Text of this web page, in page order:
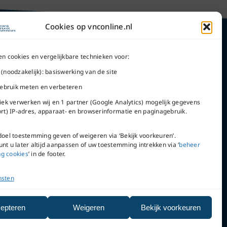
Cookies op vnconline.nl
cookies en vergelijkbare technieken voor:
basiswerking van de site
meten en verbeteren
verwerken wij en 1 partner (Google Analytics) mogelijk gegevens
IP-adres, apparaat- en browserinformatie en paginagebruik.
toestemming geven of weigeren via ‘Bekijk voorkeuren’.
u later altijd aanpassen of uw toestemming intrekken via ‘beheer
cookies’ in de footer.
Weigeren Bekijk voorkeuren
Word lid
VNC Statuten